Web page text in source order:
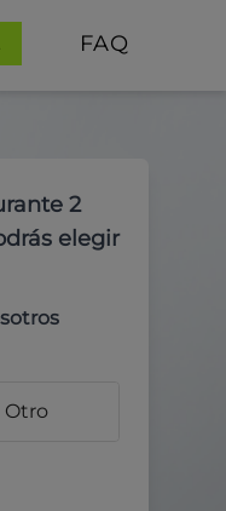
FAQ
2
elegir
Otro